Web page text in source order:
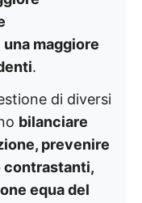
maggiore
.
di diversi
bilanciare
prevenire
equa del